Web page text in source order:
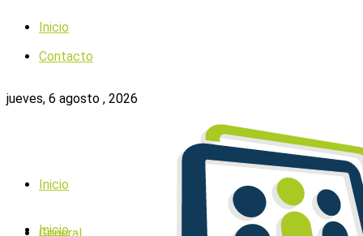
Inicio
Contacto
jueves, 6 agosto , 2026
Inicio
Inicio